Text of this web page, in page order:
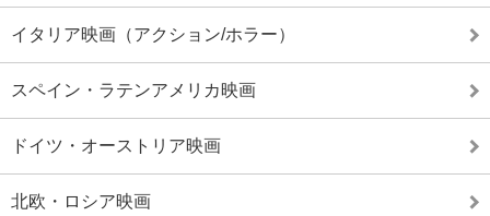
イタリア映画（アクション/ホラー）
スペイン・ラテンアメリカ映画
ドイツ・オーストリア映画
北欧・ロシア映画